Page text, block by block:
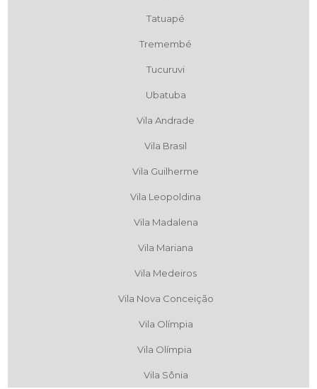
Tatuapé
Tremembé
Tucuruvi
Ubatuba
Vila Andrade
Vila Brasil
Vila Guilherme
Vila Leopoldina
Vila Madalena
Vila Mariana
Vila Medeiros
Vila Nova Conceição
Vila Olímpia
Vila Olímpia
Vila Sônia